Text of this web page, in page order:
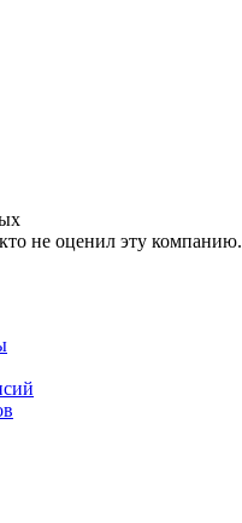
не оценил эту компанию.